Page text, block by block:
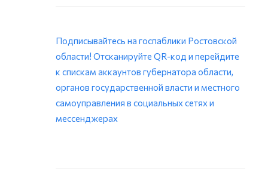
Подписывайтесь на госпаблики Ростовской
области! Отсканируйте QR-код и перейдите
к спискам аккаунтов губернатора области,
органов государственной власти и местного
самоуправления в социальных сетях и
мессенджерах